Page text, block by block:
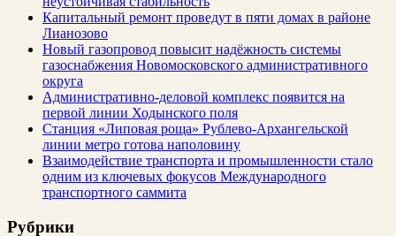
Капитальный ремонт проведут в пяти домах в районе
Лианозово
Новый газопровод повысит надёжность системы
газоснабжения Новомосковского административного
округа
Административно-деловой комплекс появится на
первой линии Ходынского поля
Станция «Липовая роща» Рублево-Архангельской
линии метро готова наполовину
Взаимодействие транспорта и промышленности стало
одним из ключевых фокусов Международного
транспортного саммита
Рубрики